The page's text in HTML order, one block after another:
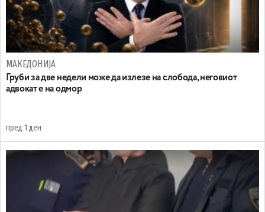
МАКЕДОНИЈА
Груби за две недели може да излезе на слобода, неговиот
адвокат е на одмор
пред 1 ден